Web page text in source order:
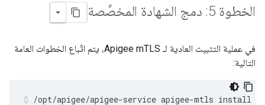
الخطوة 5: دمج الشهادة المخصَّصة
في عملية التثبيت العادية لـ Apigee mTLS، يتم اتّباع الخطوات العامة
التالية: